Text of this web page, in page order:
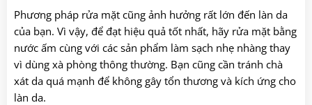
Phương pháp rửa mặt cũng ảnh hưởng rất lớn đến làn da
của bạn. Vì vậy, để đạt hiệu quả tốt nhất, hãy rửa mặt bằng
nước ấm cùng với các sản phẩm làm sạch nhẹ nhàng thay
vì dùng xà phòng thông thường. Bạn cũng cần tránh chà
xát da quá mạnh để không gây tổn thương và kích ứng cho
làn da.